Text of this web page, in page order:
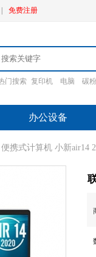
免费注册
门搜索 复印机 电脑 碳粉
办公设备
携式计算机 小新air14